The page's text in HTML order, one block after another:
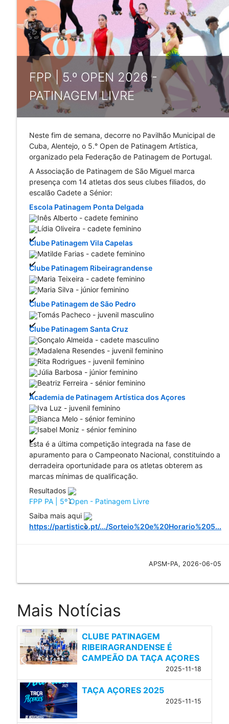
FPP | 5.º OPEN 2026 -
PATINAGEM LIVRE
Neste fim de semana, decorre no Pavilhão Municipal de
Cuba, Alentejo, o 5.° Open de Patinagem Artística,
organizado pela Federação de Patinagem de Portugal.
A Associação de Patinagem de São Miguel marca
presença com 14 atletas dos seus clubes filiados, do
escalão Cadete a Sénior:
Escola Patinagem Ponta Delgada
Inês Alberto - cadete feminino
Lídia Oliveira - cadete feminino
Clube Patinagem Vila Capelas
Matilde Farias - cadete feminino
Clube Patinagem Ribeiragrandense
Maria Teixeira - cadete feminino
Maria Silva - júnior feminino
Clube Patinagem de São Pedro
Tomás Pacheco - juvenil masculino
Clube Patinagem Santa Cruz
Gonçalo Almeida - cadete masculino
Madalena Resendes - juvenil feminino
Rita Rodrigues - juvenil feminino
Júlia Barbosa - júnior feminino
Beatriz Ferreira - sénior feminino
Academia de Patinagem Artística dos Açores
Iva Luz - juvenil feminino
Bianca Melo - sénior feminino
Isabel Moniz - sénior feminino
Esta é a última competição integrada na fase de
apuramento para o Campeonato Nacional, constituindo a
derradeira oportunidade para os atletas obterem as
marcas mínimas de qualificação.
Resultados
FPP PA | 5º Open - Patinagem Livre
Saiba mais aqui
https://partistico.pt/.../Sorteio%20e%20Horario%205...
APSM-PA, 2026-06-05
Mais Notícias
CLUBE PATINAGEM
RIBEIRAGRANDENSE É
CAMPEÃO DA TAÇA AÇORES
2025-11-18
TAÇA AÇORES 2025
2025-11-15